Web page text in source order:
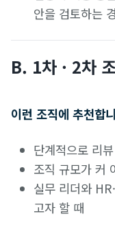
안을 검토하는
B. 1차 · 2차
이런 조직에 추천합
단계적으로 리
조직 규모가 커
실무 리더와
고자 할 때